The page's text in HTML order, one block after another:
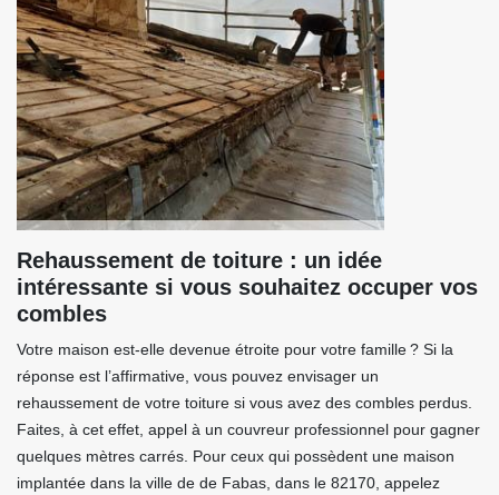
Rehaussement de toiture : un idée
intéressante si vous souhaitez occuper vos
combles
Votre maison est-elle devenue étroite pour votre famille ? Si la
réponse est l’affirmative, vous pouvez envisager un
rehaussement de votre toiture si vous avez des combles perdus.
Faites, à cet effet, appel à un couvreur professionnel pour gagner
quelques mètres carrés. Pour ceux qui possèdent une maison
implantée dans la ville de de Fabas, dans le 82170, appelez